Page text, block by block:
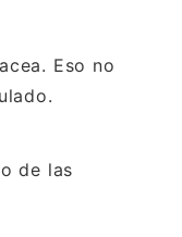
Eso no
de las